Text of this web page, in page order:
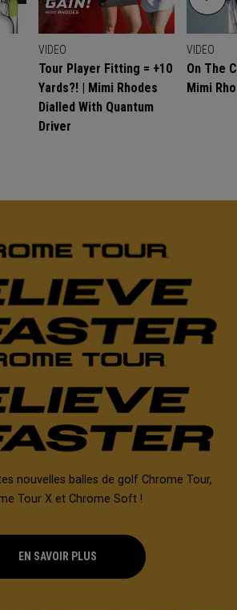
VIDEO
Tour Player Fitting = +10
Yards?! | Mimi Rhodes
Dialled With Quantum
Driver
VIDEO
On The
Mimi
nouvelles balles de golf Chrome Tour,
Tour X et Chrome Soft !
EN SAVOIR PLUS